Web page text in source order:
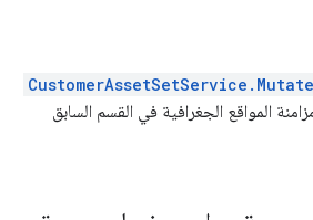
المواقع الجغرافية في القسم السابق